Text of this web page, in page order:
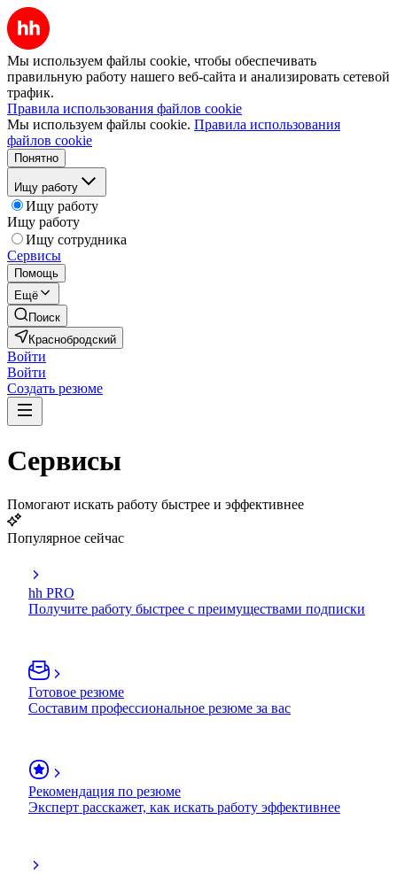
Мы используем файлы cookie, чтобы обеспечивать
правильную работу нашего веб-сайта и анализировать сетевой
трафик.
Правила использования файлов cookie
Мы используем файлы cookie. Правила использования
файлов cookie
Понятно
Ищу работу
Ищу работу
Ищу работу
Ищу сотрудника
Сервисы
Помощь
Ещё
Поиск
Краснобродский
Войти
Войти
Создать резюме
Сервисы
Помогают искать работу быстрее и эффективнее
Популярное сейчас
hh PRO
Получите работу быстрее с преимуществами подписки
Готовое резюме
Составим профессиональное резюме за вас
Рекомендация по резюме
Эксперт расскажет, как искать работу эффективнее